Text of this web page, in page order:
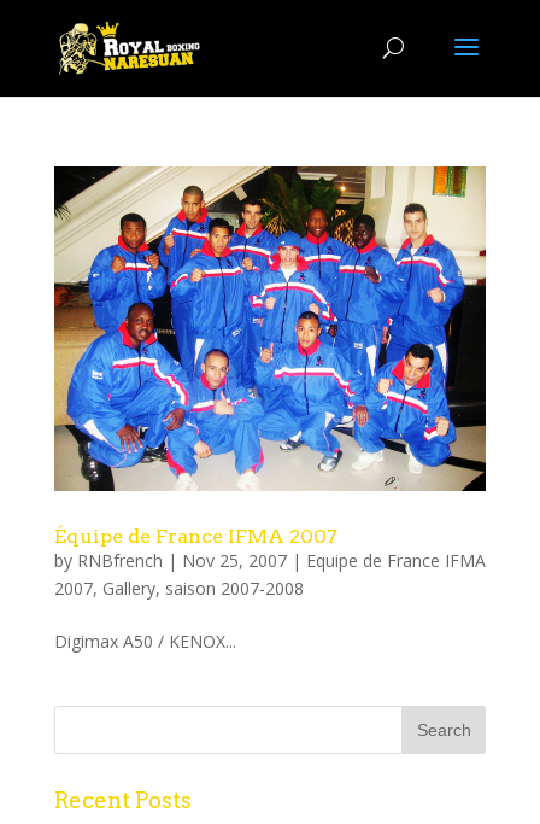
Équipe de France IFMA 2007
by RNBfrench | Nov 25, 2007| Equipe de France IFMA
2007, Gallery, saison 2007-2008
Digimax A50 / KENOX...
Recent Posts